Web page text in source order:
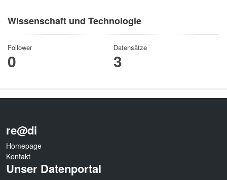
Wissenschaft und Technologie
Follower
0
Datensätze
3
re@di
Homepage
Kontakt
Unser Datenportal